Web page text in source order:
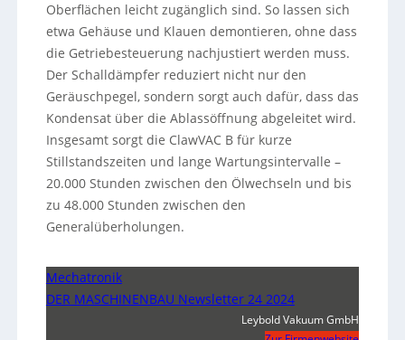
Oberflächen leicht zugänglich sind. So lassen sich
etwa Gehäuse und Klauen demontieren, ohne dass
die Getriebesteuerung nachjustiert werden muss.
Der Schalldämpfer reduziert nicht nur den
Geräuschpegel, sondern sorgt auch dafür, dass das
Kondensat über die Ablassöffnung abgeleitet wird.
Insgesamt sorgt die ClawVAC B für kurze
Stillstandszeiten und lange Wartungsintervalle –
20.000 Stunden zwischen den Ölwechseln und bis
zu 48.000 Stunden zwischen den
Generalüberholungen.
Mechatronik
DER MASCHINENBAU Newsletter 24 2024
Leybold Vakuum GmbH